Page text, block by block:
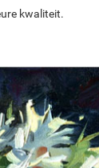
kwaliteit.